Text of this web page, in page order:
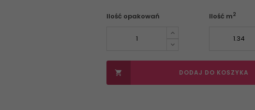
Ilość opakowań Ilość m2
 DODAJ DO KOSZYKA